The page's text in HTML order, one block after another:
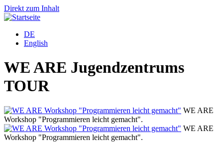
Direkt zum Inhalt
DE
English
WE ARE Jugendzentrums
TOUR
WE ARE
Workshop "Programmieren leicht gemacht".
WE ARE
Workshop "Programmieren leicht gemacht".